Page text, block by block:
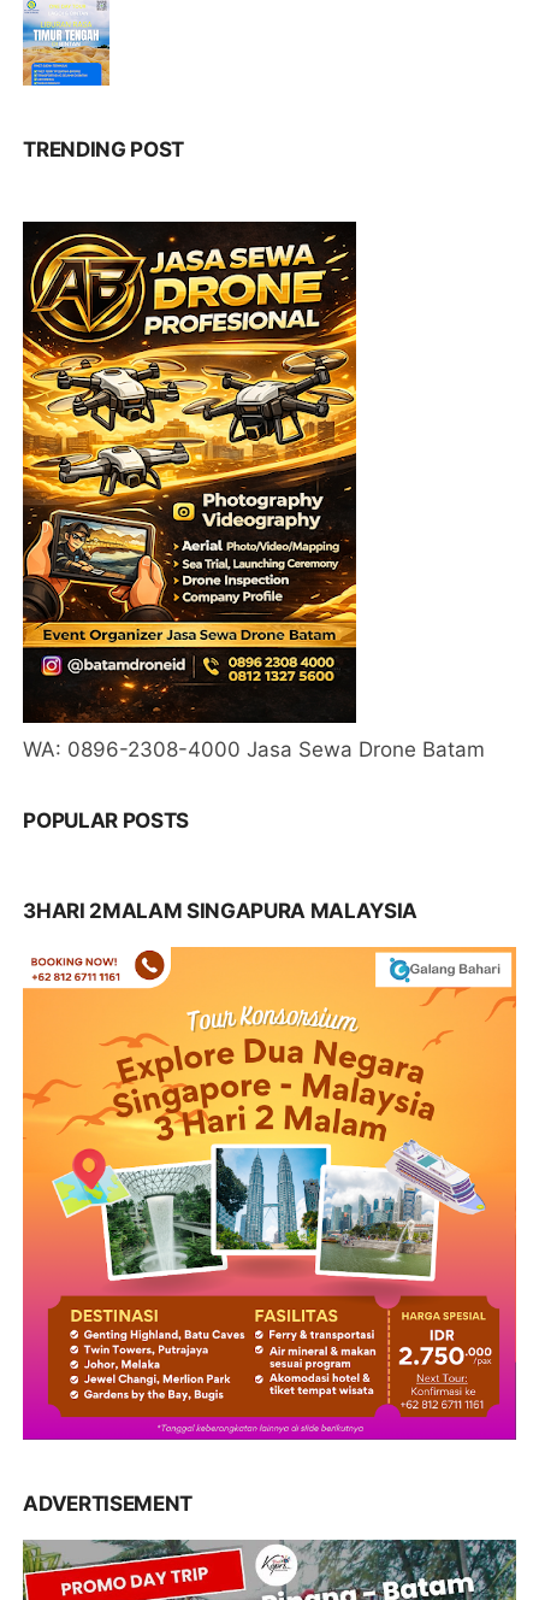
TRENDING POST
WA: 0896-2308-4000 Jasa Sewa Drone Batam
POPULAR POSTS
3HARI 2MALAM SINGAPURA MALAYSIA
ADVERTISEMENT